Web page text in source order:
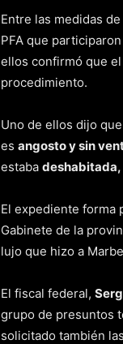
Entre las medidas
PFA que
ellos confirmó que
procedimiento.
Uno de ellos dijo
es angosto y sin
estaba deshabitada,
El expediente forma
Gabinete de la
lujo que hizo a
El fiscal federal,
grupo de presuntos
solicitado también